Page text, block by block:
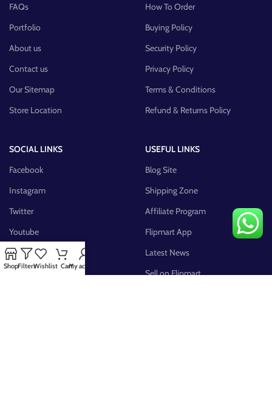
FAQs
Portfolio
About us
Contact us
Our Sitemap
Store Location
How To Order
Buying Policy
Security Policy
Privacy Policy
Terms & Conditions
Refund & Returns Policy
SOCIAL LINKS
Facebook
Instagram
Twitter
Youtube
Pinterest
FB Group
USEFUL LINKS
Blog Site
Shipping Zone
Affiliate Program
Flipmart App
Latest News
Sell on Flipmart
ShopFiltersWishlist CartMy account